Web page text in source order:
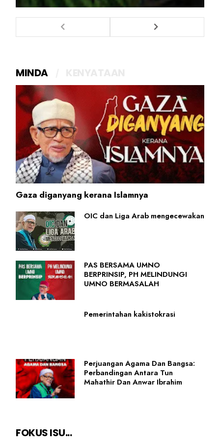
MINDA
Gaza diganyang kerana Islamnya
OIC dan Liga Arab mengecewakan
PAS BERSAMA UMNO
BERPRINSIP, PH MELINDUNGI
UMNO BERMASALAH
Pemerintahan kakistokrasi
Perjuangan Agama Dan Bangsa:
Perbandingan Antara Tun
Mahathir Dan Anwar Ibrahim
FOKUS ISU...